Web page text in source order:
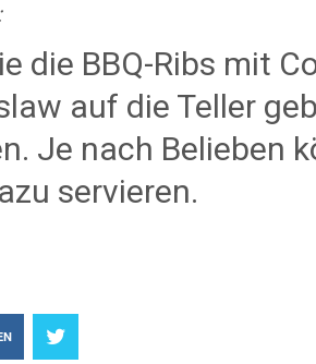
die BBQ-Ribs mit
auf die Teller
Je nach Belieben
servieren.